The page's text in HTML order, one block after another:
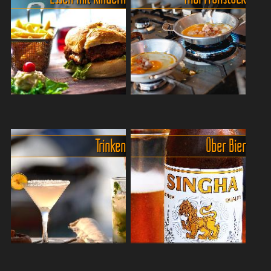
Lebensmittel. Reis ist
Stimmung, Weltanschauung
und eine Art körnige
Familienzusa...
oder sogar Hauptgericht? In
Thailand gehört das schon
lange zur Esskultur. Vo...
Kids viele Leckereien.Thailand
ist nicht nur ein Paradies für
Strandfans, sondern auch
für kleine Schleckermäuler!
Ob knusprige Satay-Spieße,
...
Wurst,Toast und traurige
Gurkenscheiben.
Wer zum
ersten Mal in Thailand
unterwegs ist, erlebt
morgens manchmal einen
kleinen Kulturschock.
Während man selbst vie...
Trinken Über Bier